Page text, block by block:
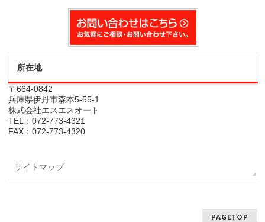
所在地
〒664-0842
兵庫県伊丹市森本5-55-1
株式会社エスエスオート
TEL：072-773-4321
FAX：072-773-4320
サイトマップ
PAGETOP